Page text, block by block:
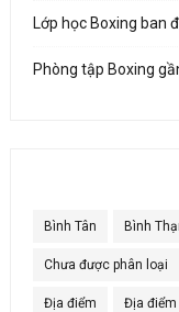
Lớp học Boxing ban
Phòng tập Boxing
Bình Tân Bình
Chưa được phân loại
Địa điểm Địa